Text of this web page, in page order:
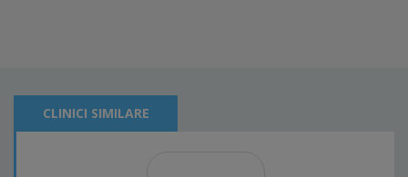
CLINICI SIMILARE